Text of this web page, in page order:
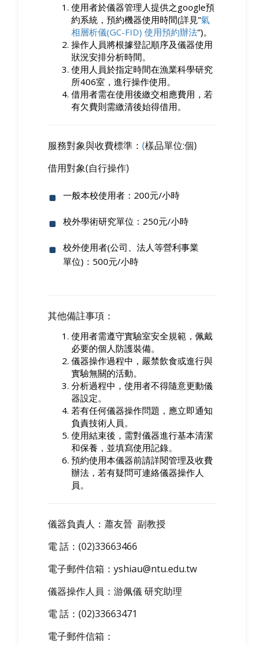
使用者於儀器管理人提供之google預
約系統，預約機器使用時間(詳見”氣
相層析儀(GC-FID) 使用預約辦法”)。
操作人員將根據登記順序及儀器使用
狀況安排分析時間。
使用人員於指定時間在漁業科學研究
所406室，進行操作使用。
借用者需在使用後繳交相應費用，若
有欠費則需繳清後始得借用。
服務對象與收費標準： (樣品單位:個)
借用對象(自行操作)
一般本校使用者：200元/小時
校外學術研究單位：250元/小時
校外使用者(公司、法人等營利事業
單位)：500元/小時
其他備註事項：
使用者需遵守實驗室安全規範，佩戴
必要的個人防護裝備。
儀器操作過程中，嚴禁飲食或進行與
實驗無關的活動。
分析過程中，使用者不得隨意更動儀
器設定。
若有任何儀器操作問題，應立即通知
負責技術人員。
使用結束後，需對儀器進行基本清潔
和保養，並填寫使用記錄。
預約使用本儀器前請詳閱管理及收費
辦法，若有疑問可連絡儀器操作人
員。
儀器負責人：蕭友晉 副教授
電 話：(02)33663466
電子郵件信箱：yshiau@ntu.edu.tw
儀器操作人員：游佩儀 研究助理
電 話：(02)33663471
電子郵件信箱：